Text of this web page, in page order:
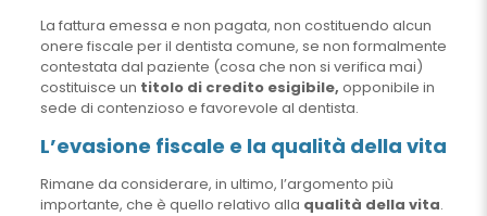
La fattura emessa e non pagata, non costituendo alcun
onere fiscale per il dentista comune, se non formalmente
contestata dal paziente (cosa che non si verifica mai)
costituisce un titolo di credito esigibile, opponibile in
sede di contenzioso e favorevole al dentista.
L’evasione fiscale e la qualità della vita
Rimane da considerare, in ultimo, l’argomento più
importante, che è quello relativo alla qualità della vita.